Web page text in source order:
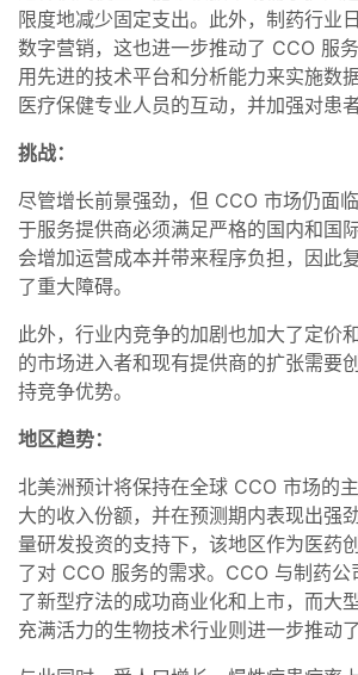
限度地减少固定支出。此外，制药行业
数字营销，这也进一步推动了 CCO 服
用先进的技术平台和分析能力来实施数
医疗保健专业人员的互动，并加强对患者
挑战：
尽管增长前景强劲，但 CCO 市场仍面
于服务提供商必须满足严格的国内和国
会增加运营成本并带来程序负担，因此
了重大障碍。
此外，行业内竞争的加剧也加大了定价
的市场进入者和现有提供商的扩张需要
持竞争优势。
地区趋势：
北美洲预计将保持在全球 CCO 市场的
大的收入份额，并在预测期内表现出强
量研发投资的支持下，该地区作为医药
了对 CCO 服务的需求。CCO 与制药公
了新型疗法的成功商业化和上市，而大
充满活力的生物技术行业则进一步推动